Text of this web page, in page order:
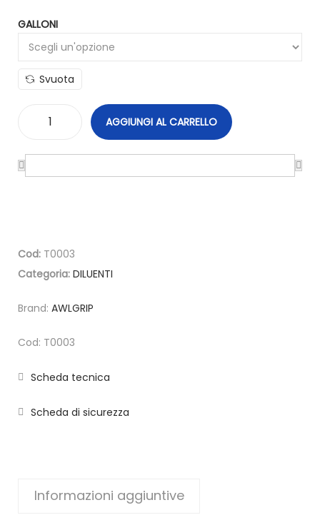
GALLONI
Svuota
AGGIUNGI AL CARRELLO
Cod: T0003
Categoria: DILUENTI
Brand: AWLGRIP
Cod: T0003
Scheda tecnica
Scheda di sicurezza
Informazioni aggiuntive